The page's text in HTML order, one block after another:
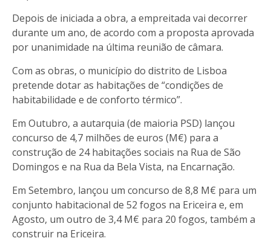
Depois de iniciada a obra, a empreitada vai decorrer
durante um ano, de acordo com a proposta aprovada
por unanimidade na última reunião de câmara.
Com as obras, o município do distrito de Lisboa
pretende dotar as habitações de “condições de
habitabilidade e de conforto térmico”.
Em Outubro, a autarquia (de maioria PSD) lançou
concurso de 4,7 milhões de euros (M€) para a
construção de 24 habitações sociais na Rua de São
Domingos e na Rua da Bela Vista, na Encarnação.
Em Setembro, lançou um concurso de 8,8 M€ para um
conjunto habitacional de 52 fogos na Ericeira e, em
Agosto, um outro de 3,4 M€ para 20 fogos, também a
construir na Ericeira.